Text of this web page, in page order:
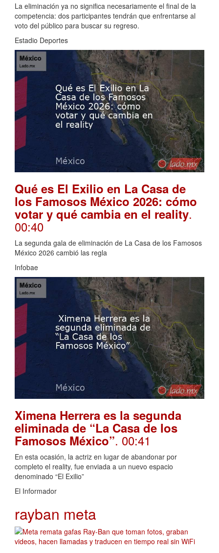
La eliminación ya no significa necesariamente el final de la
competencia: dos participantes tendrán que enfrentarse al
voto del público para buscar su regreso.
Estadio Deportes
Qué es El Exilio en La Casa de
los Famosos México 2026: cómo
votar y qué cambia en el reality.
00:40
La segunda gala de eliminación de La Casa de los Famosos
México 2026 cambió las regla
Infobae
Ximena Herrera es la segunda
eliminada de “La Casa de los
Famosos México”. 00:41
En esta ocasión, la actriz en lugar de abandonar por
completo el reality, fue enviada a un nuevo espacio
denominado “El Exilio”
El Informador
rayban meta